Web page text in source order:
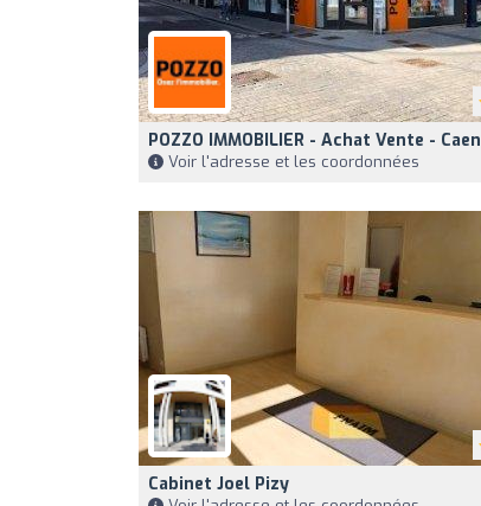
POZZO IMMOBILIER - Achat Vente - Caen
Voir l'adresse et les coordonnées
Cabinet Joel Pizy